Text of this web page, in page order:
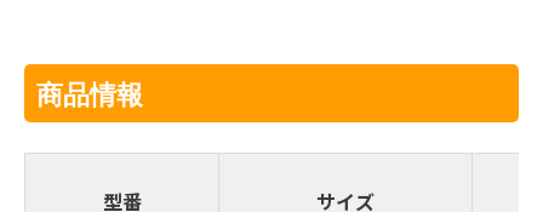
商品情報
型番 サイズ